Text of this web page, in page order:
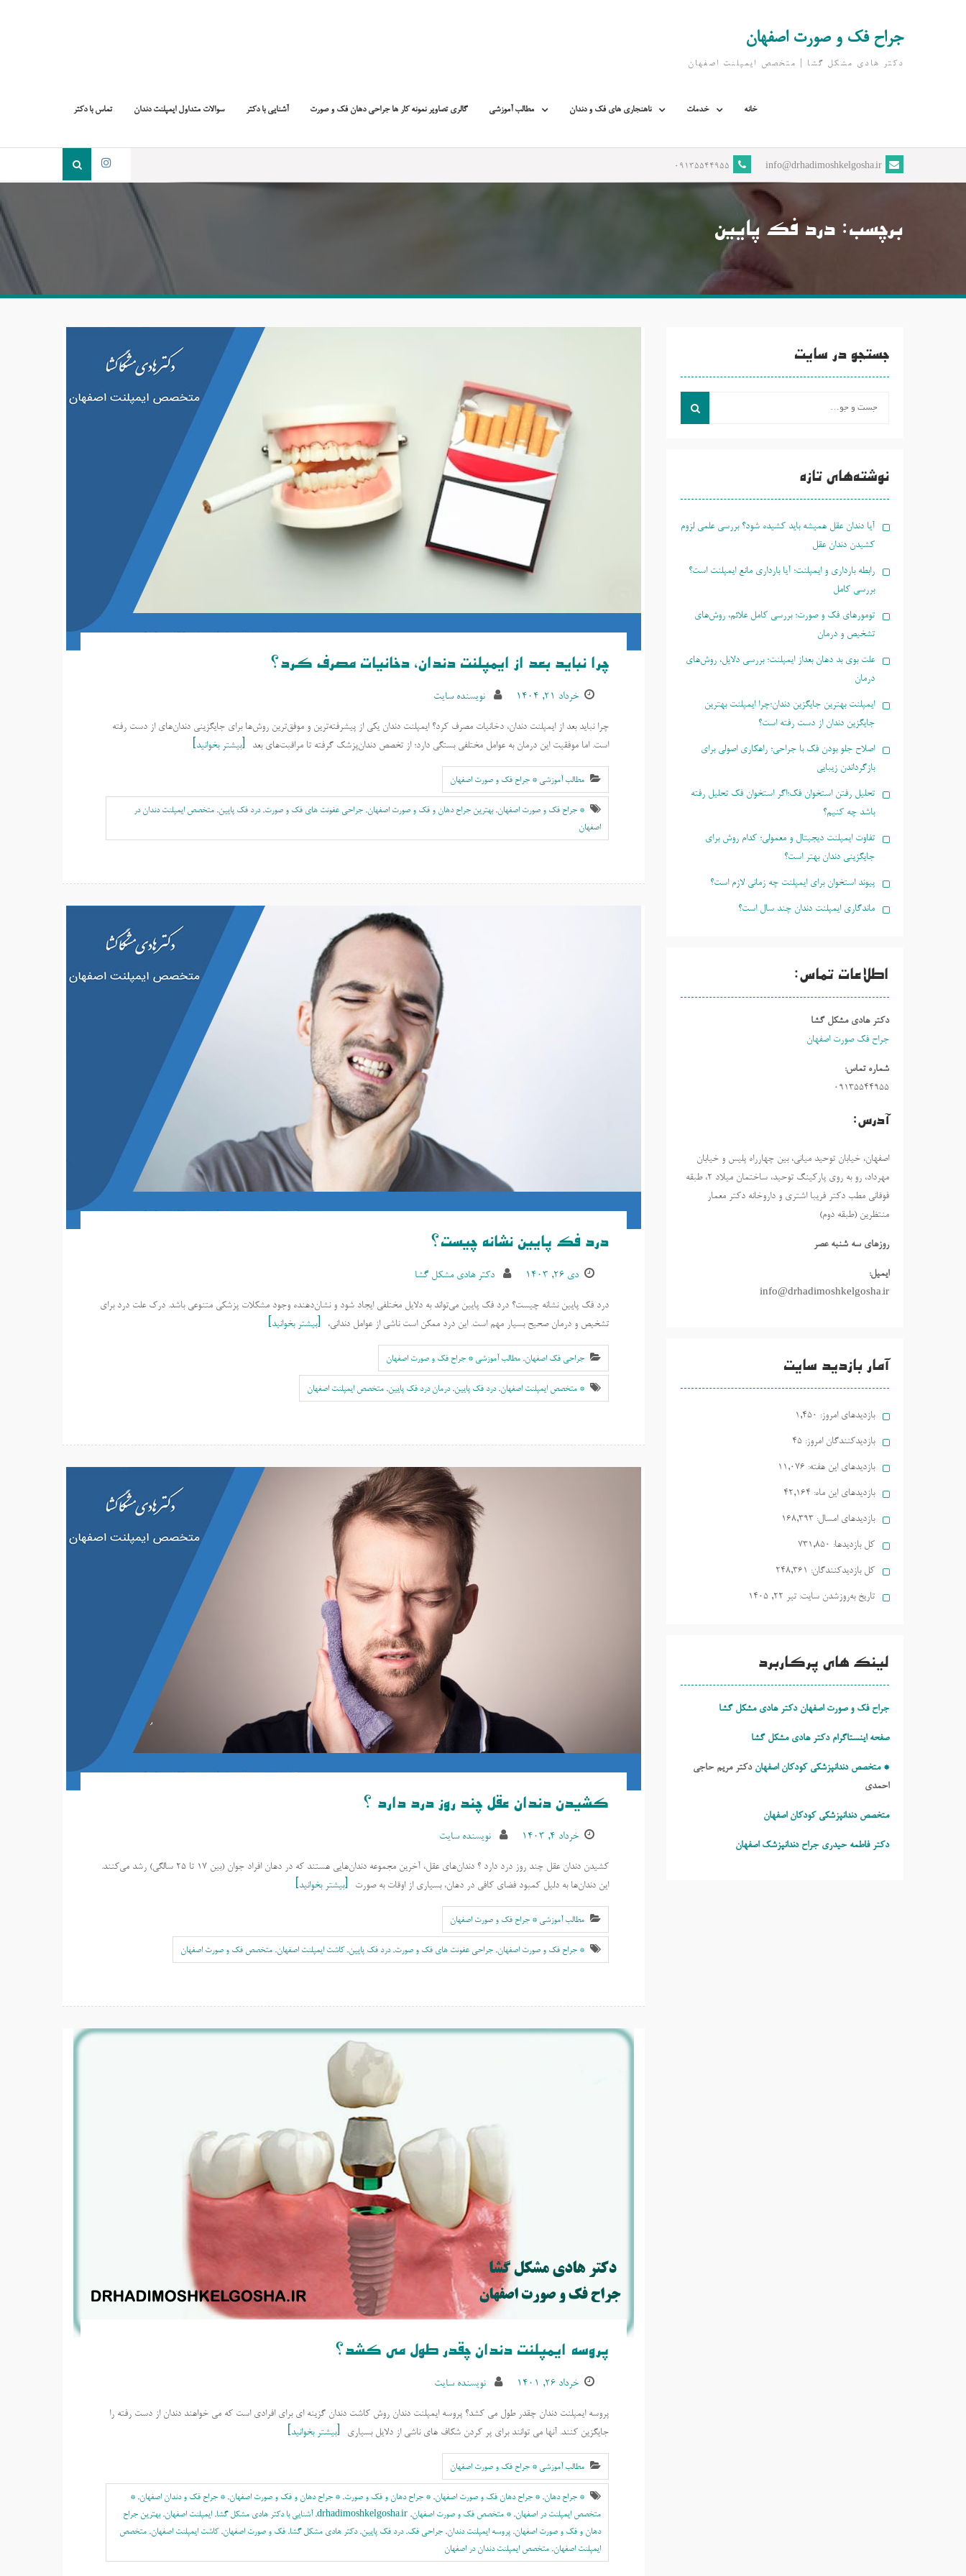
جراح فک و صورت اصفهان
دکتر هادی مشکل گشا | متخصص ايمپلنت اصفهان
خانه خدمات ناهنجاری های فک و دندان مطالب آموزشی گالری تصاویر نمونه کار ها جراحی دهان فک و صورت آشنایی با دکتر سوالات متداول ایمپلنت دندان تماس با دکتر
info@drhadimoshkelgosha.ir
09135544955
برچسب: درد فک پایین
چرا نباید بعد از ایمپلنت دندان، دخانیات مصرف کرد؟
خرداد ۲۱, ۱۴۰۴ نویسنده سایت
چرا نباید بعد از ایمپلنت دندان، دخانیات مصرف کرد؟ ایمپلنت دندان یکی از پیشرفته‌ترین و موفق‌ترین روش‌ها برای جایگزینی دندان‌های از دست رفته
است. اما موفقیت این درمان به عوامل مختلفی بستگی دارد؛ از تخصص دندان‌پزشک گرفته تا مراقبت‌های بعد
بیشتر بخوانید
مطالب آموزشی * جراح فک و صورت اصفهان
* جراح فک و صورت اصفهان,بهترين جراح دهان و فک و صورت اصفهان, جراحی عفونت های فک و صورت,درد فک پایین, متخصص ایمپلنت دندان در
اصفهان
درد فک پایین نشانه چیست؟
دی ۲۶, ۱۴۰۳ دکتر هادی مشکل گشا
درد فک پایین نشانه چیست؟ درد فک پایین می‌تواند به دلایل مختلفی ایجاد شود و نشان‌دهنده وجود مشکلات پزشکی متنوعی باشد. درک علت درد برای
تشخیص و درمان صحیح بسیار مهم است. این درد ممکن است ناشی از عوامل دندانی،
بیشتر بخوانید
جراحی فک اصفهان, مطالب آموزشی * جراح فک و صورت اصفهان
* متخصص ایمپلنت اصفهان,درد فک پایین,درمان درد فک پایین, متخصص ایمپلنت اصفهان
کشیدن دندان عقل چند روز درد دارد ؟
خرداد ۴, ۱۴۰۳ نویسنده سایت
کشیدن دندان عقل چند روز درد دارد ؟ دندان‌های عقل، آخرین مجموعه دندان‌هایی هستند که در دهان افراد جوان (بین 17 تا 25 سالگی) رشد می‌کنند.
این دندان‌ها به دلیل کمبود فضای کافی در دهان، بسیاری از اوقات به صورت
بیشتر بخوانید
مطالب آموزشی * جراح فک و صورت اصفهان
* جراح فک و صورت اصفهان, جراحی عفونت های فک و صورت,درد فک پایین, کاشت ایمپلنت اصفهان, متخصص فک و صورت اصفهان
پروسه ایمپلنت دندان چقدر طول می کشد؟
خرداد ۲۶, ۱۴۰۱ نویسنده سایت
پروسه ایمپلنت دندان چقدر طول می کشد؟ پروسه ایمپلنت دندان روش کاشت دندان گزینه ای برای افرادی است که می خواهند دندان از دست رفته را
جایگزین کنند. آنها می توانند برای پر کردن شکاف های ناشی از دلایل بسیاری
بیشتر بخوانید
مطالب آموزشی * جراح فک و صورت اصفهان
* جراح دهان, * جراح دهان فک و صورت اصفهان, * جراح دهان و فک و صورت, * جراح دهان و فک و صورت اصفهان, * جراح فک و دندان اصفهان,
*
متخصص ایمپلنت در اصفهان, * متخصص فک و صورت اصفهان,
drhadimoshkelgosha.ir
, آشنایی با دکتر هادی مشکل گشا, ايمپلنت اصفهان,بهترين جراح
دهان و فک و صورت اصفهان, پروسه ایمپلنت دندان, جراحی فک,درد فک پایین,دکتر هادی مشکل گشا, فک و صورت اصفهان, کاشت ایمپلنت اصفهان, متخصص
ایمپلنت اصفهان, متخصص ایمپلنت دندان در اصفهان
جستجو در سایت
نوشته‌های تازه
آیا دندان عقل همیشه باید کشیده شود؟ بررسی علمی لزوم
کشیدن دندان عقل
رابطه بارداری و ایمپلنت؛ آیا بارداری مانع ایمپلنت است؟
بررسی کامل
تومورهای فک و صورت؛ بررسی کامل علائم، روش‌های
تشخیص و درمان
علت بوی بد دهان بعداز ایمپلنت؛ بررسی دلایل، روش‌های
درمان
ایمپلنت بهترین جایگزین دندان؛چرا ایمپلنت بهترین
جایگزین دندان از دست رفته است؟
اصلاح جلو بودن فک با جراحی؛ راهکاری اصولی برای
بازگرداندن زیبایی
تحلیل رفتن استخوان فک؛اگر استخوان فک تحلیل رفته
باشد چه کنیم؟
تفاوت ایمپلنت دیجیتال و معمولی؛ کدام روش برای
جایگزینی دندان بهتر است؟
پیوند استخوان برای ایمپلنت چه زمانی لازم است؟
ماندگاری ایمپلنت دندان چند سال است؟
اطلاعات تماس:
دکتر هادی مشکل گشا
جراح فک صورت اصفهان
شماره تماس:
09135544955
آدرس:
اصفهان، خیابان توحید میانی، بین چهارراه پلیس و خیابان
مهرداد، رو به روی پارکینگ توحید، ساختمان میلاد ٢، طبقه
فوقانی مطب دکتر فریبا اشتری و داروخانه دکتر معمار
منتظرین (طبقه دوم)
روزهاي سه شنبه عصر
ایمیل:
info@drhadimoshkelgosha.ir
آمار بازدید سایت
بازدیدهای امروز: 1,450
بازدیدکنندگان امروز: 45
بازدیدهای این هفته: 11,076
بازدیدهای این ماه: 42,164
بازدیدهای امسال: 168,393
کل بازدیدها: 731,850
کل بازدیدکنند‌گان: 248,361
تاریخ به‌روزشدن سایت: تیر ۲۲, ۱۴۰۵
لینک های پرکاربرد
جراح فک و صورت اصفهان دکتر هادی مشکل گشا
صفحه اینستاگرام دکتر هادی مشکل گشا
* متخصص دندانپزشکی کودکان اصفهان دکتر مریم حاجی
احمدی
متخصص دندانپزشکی کودکان اصفهان
دکتر فاطمه حیدری جراح دندانپزشک اصفهان